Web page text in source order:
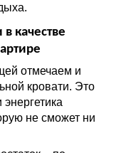
качестве
отмечаем и
кровати. Это
энергетика
не сможет ни